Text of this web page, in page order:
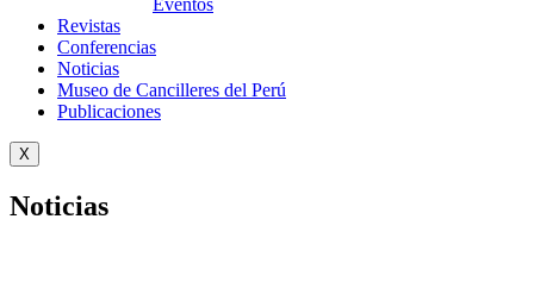
Eventos
Revistas
Conferencias
Noticias
Museo de Cancilleres del Perú
Publicaciones
X
Noticias